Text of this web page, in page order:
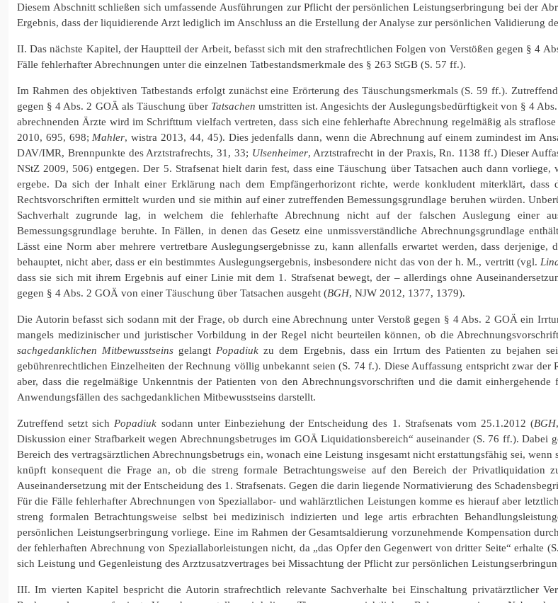
Diesem Abschnitt schließen sich umfassende Ausführungen zur Pflicht der persönlichen Leistungserbringung bei der
Ergebnis, dass der liquidierende Arzt lediglich im Anschluss an die Erstellung der Analyse zur persönlichen Validierung
II. Das nächste Kapitel, der Hauptteil der Arbeit, befasst sich mit den strafrechtlichen Folgen von Verstößen gegen § 4
Fälle fehlerhafter Abrechnungen unter die einzelnen Tatbestandsmerkmale des § 263 StGB (S. 57 ff.).
Im Rahmen des objektiven Tatbestands erfolgt zunächst eine Erörterung des Täuschungsmerkmals (S. 59 ff.).
gegen § 4 Abs. 2 GOÄ als Täuschung über Tatsachen umstritten ist. Angesichts der Auslegungsbedürftigkeit von § 4
abrechnenden Ärzte wird im Schrifttum vielfach vertreten, dass sich eine fehlerhafte Abrechnung regelmäßig als
2010, 695, 698; Mahler, wistra 2013, 44, 45). Dies jedenfalls dann, wenn die Abrechnung auf einem zumindest im
DAV/IMR, Brennpunkte des Arztstrafrechts, 31, 33; Ulsenheimer, Arztstrafrecht in der Praxis, Rn. 1138 ff.) Dieser
NStZ 2009, 506) entgegen. Der 5. Strafsenat hielt darin fest, dass eine Täuschung über Tatsachen auch dann
ergebe. Da sich der Inhalt einer Erklärung nach dem Empfängerhorizont richte, werde konkludent miterklärt,
Rechtsvorschriften ermittelt wurden und sie mithin auf einer zutreffenden Bemessungsgrundlage beruhen würden.
Sachverhalt zugrunde lag, in welchem die fehlerhafte Abrechnung nicht auf der falschen Auslegung einer
Bemessungsgrundlage beruhte. In Fällen, in denen das Gesetz eine unmissverständliche Abrechnungsgrundlage
Lässt eine Norm aber mehrere vertretbare Auslegungsergebnisse zu, kann allenfalls erwartet werden, dass derjenige,
behauptet, nicht aber, dass er ein bestimmtes Auslegungsergebnis, insbesondere nicht das von der h. M., vertritt (vgl.
dass sie sich mit ihrem Ergebnis auf einer Linie mit dem 1. Strafsenat bewegt, der – allerdings ohne
gegen § 4 Abs. 2 GOÄ von einer Täuschung über Tatsachen ausgeht (BGH, NJW 2012, 1377, 1379).
Die Autorin befasst sich sodann mit der Frage, ob durch eine Abrechnung unter Verstoß gegen § 4 Abs. 2 GOÄ ein
mangels medizinischer und juristischer Vorbildung in der Regel nicht beurteilen können, ob die
sachgedanklichen Mitbewusstseins gelangt Popadiuk zu dem Ergebnis, dass ein Irrtum des Patienten zu bejahen
gebührenrechtlichen Einzelheiten der Rechnung völlig unbekannt seien (S. 74 f.). Diese Auffassung entspricht zwar der
aber, dass die regelmäßige Unkenntnis der Patienten von den Abrechnungsvorschriften und die damit
Anwendungsfällen des sachgedanklichen Mitbewusstseins darstellt.
Zutreffend setzt sich Popadiuk sodann unter Einbeziehung der Entscheidung des 1. Strafsenats vom 25.1.2012 (BGH
Diskussion einer Strafbarkeit wegen Abrechnungsbetruges im GOÄ Liquidationsbereich“ auseinander (S. 76 ff.). Dabei
Bereich des vertragsärztlichen Abrechnungsbetrugs ein, wonach eine Leistung insgesamt nicht erstattungsfähig sei,
knüpft konsequent die Frage an, ob die streng formale Betrachtungsweise auf den Bereich der Privatliquidation
Auseinandersetzung mit der Entscheidung des 1. Strafsenats. Gegen die darin liegende Normativierung des
Für die Fälle fehlerhafter Abrechnungen von Speziallabor- und wahlärztlichen Leistungen komme es hierauf aber
streng formalen Betrachtungsweise selbst bei medizinisch indizierten und lege artis erbrachten
persönlichen Leistungserbringung vorliege. Eine im Rahmen der Gesamtsaldierung vorzunehmende Kompensation
der fehlerhaften Abrechnung von Speziallaborleistungen nicht, da „das Opfer den Gegenwert von dritter Seite“ erhalte
sich Leistung und Gegenleistung des Arztzusatzvertrages bei Missachtung der Pflicht zur persönlichen
III. Im vierten Kapitel bespricht die Autorin strafrechtlich relevante Sachverhalte bei Einschaltung privatärztlicher